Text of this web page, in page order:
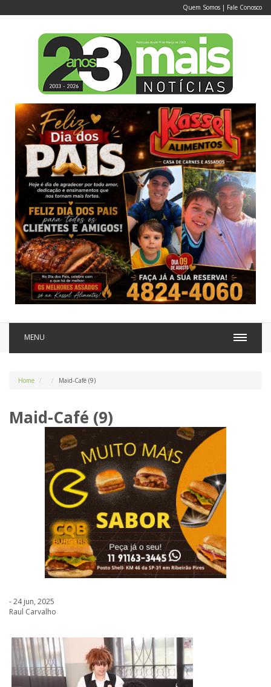
Quem Somos | Fale Conosco
MENU
Home Maid-Café (9)
Maid-Café (9)
- 24 jun, 2025
Raul Carvalho